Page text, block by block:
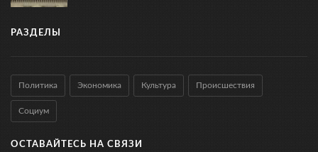
РАЗДЕЛЫ
Политика Экономика Культура Происшествия
Социум
ОСТАВАЙТЕСЬ НА СВЯЗИ